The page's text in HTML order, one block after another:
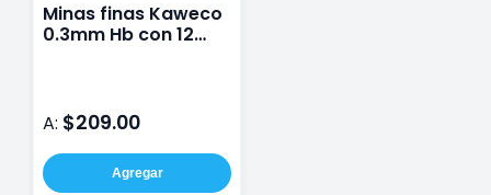
Minas finas Kaweco
0.3mm Hb con 12
A: $209.00
Agregar